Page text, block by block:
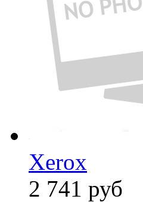
Xerox
2 741 руб